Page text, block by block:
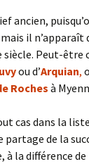
ancien,
il n’apparaît
siècle. Peut-
ou d’Arquian,
Roches à
cas dans la
partage de la
à la différence